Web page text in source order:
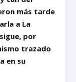
más tarde
a La
por
trazado
en su